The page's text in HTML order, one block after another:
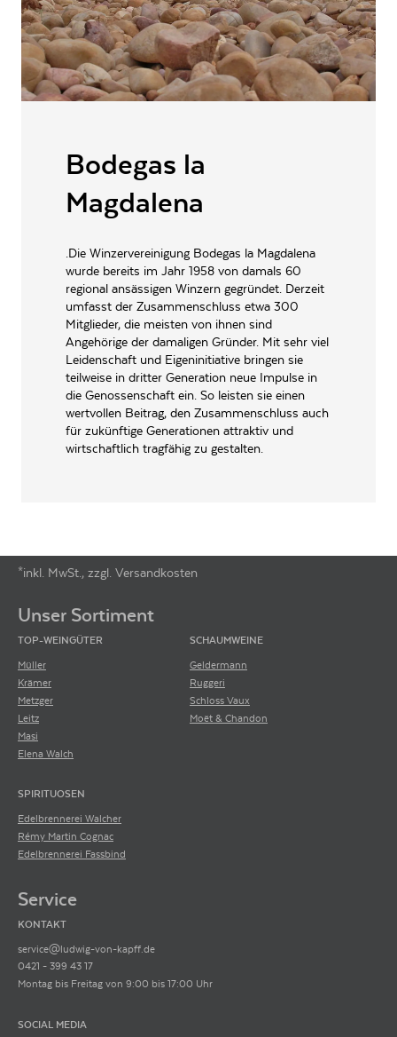
RESTZUCKER 4.0 g/l
GESAMTSÄURE 5.7 g/l
VERSCHLUSSART Naturkorken
PRODUKTTYP
INHALT (LITER)
PRODUZENT / ABFÜLLER / HERSTELLER
DE C-LM, Ctra La Roda s/n
16611 Casas de Haro Cuenca
ARTIKELNUMMER 992969
Bodegas la
Magdalena
.Die Winzervereinigung Bodegas la Magdalena
wurde bereits im Jahr 1958 von damals 60
regional ansässigen Winzern gegründet. Derzeit
umfasst der Zusammenschluss etwa 300
Mitglieder, die meisten von ihnen sind
Angehörige der damaligen Gründer. Mit sehr viel
Leidenschaft und Eigeninitiative bringen sie
teilweise in dritter Generation neue Impulse in
die Genossenschaft ein. So leisten sie einen
wertvollen Beitrag, den Zusammenschluss auch
für zukünftige Generationen attraktiv und
wirtschaftlich tragfähig zu gestalten.
*inkl. MwSt., zzgl. Versandkosten
Unser Sortiment
TOP-WEINGÜTER
Müller
Krämer
Metzger
Leitz
Masi
Elena Walch
SCHAUMWEINE
Geldermann
Ruggeri
Schloss Vaux
Moët & Chandon
SPIRITUOSEN
Edelbrennerei Walcher
Rémy Martin Cognac
Edelbrennerei Fassbind
Service
KONTAKT
service@ludwig-von-kapff.de
0421 - 399 43 17
Montag bis Freitag von 9:00 bis 17:00 Uhr
SOCIAL MEDIA